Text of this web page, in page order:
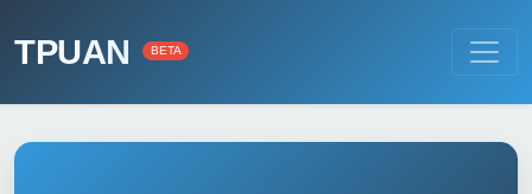
TPUAN BETA